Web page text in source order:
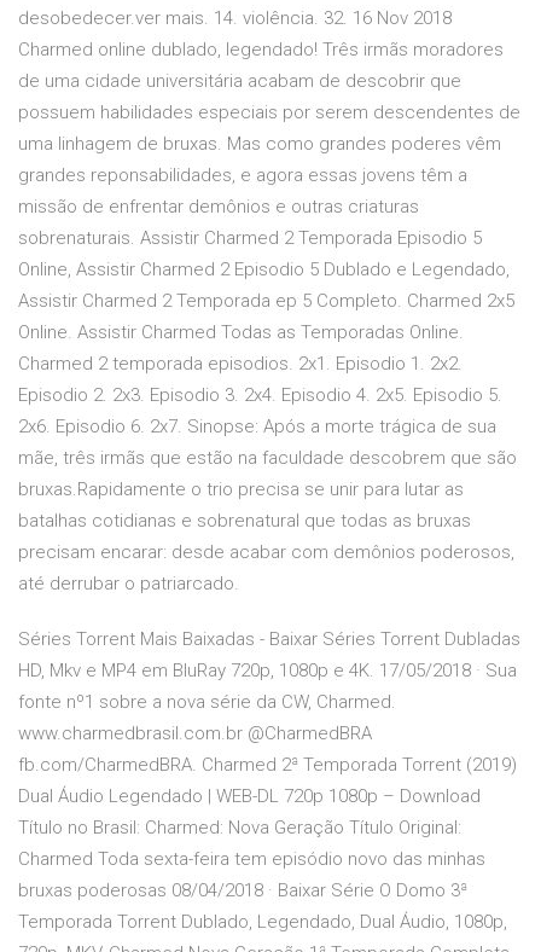
desobedecer.ver mais. 14. violência. 32. 16 Nov 2018
Charmed online dublado, legendado! Três irmãs moradores
de uma cidade universitária acabam de descobrir que
possuem habilidades especiais por serem descendentes de
uma linhagem de bruxas. Mas como grandes poderes vêm
grandes reponsabilidades, e agora essas jovens têm a
missão de enfrentar demônios e outras criaturas
sobrenaturais. Assistir Charmed 2 Temporada Episodio 5
Online, Assistir Charmed 2 Episodio 5 Dublado e Legendado,
Assistir Charmed 2 Temporada ep 5 Completo. Charmed 2x5
Online. Assistir Charmed Todas as Temporadas Online.
Charmed 2 temporada episodios. 2x1. Episodio 1. 2x2.
Episodio 2. 2x3. Episodio 3. 2x4. Episodio 4. 2x5. Episodio 5.
2x6. Episodio 6. 2x7. Sinopse: Após a morte trágica de sua
mãe, três irmãs que estão na faculdade descobrem que são
bruxas.Rapidamente o trio precisa se unir para lutar as
batalhas cotidianas e sobrenatural que todas as bruxas
precisam encarar: desde acabar com demônios poderosos,
até derrubar o patriarcado.
Séries Torrent Mais Baixadas - Baixar Séries Torrent Dubladas
HD, Mkv e MP4 em BluRay 720p, 1080p e 4K. 17/05/2018 · Sua
fonte nº1 sobre a nova série da CW, Charmed.
www.charmedbrasil.com.br @CharmedBRA
fb.com/CharmedBRA. Charmed 2ª Temporada Torrent (2019)
Dual Áudio Legendado | WEB-DL 720p 1080p – Download
Título no Brasil: Charmed: Nova Geração Título Original:
Charmed Toda sexta-feira tem episódio novo das minhas
bruxas poderosas 08/04/2018 · Baixar Série O Domo 3ª
Temporada Torrent Dublado, Legendado, Dual Áudio, 1080p,